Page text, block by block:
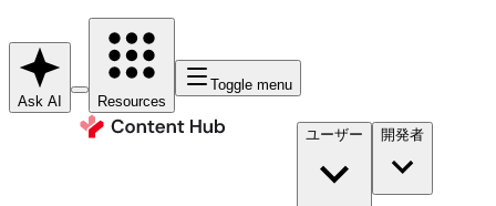
Ask AI Resources
Toggle menu
ユーザー 開発者​